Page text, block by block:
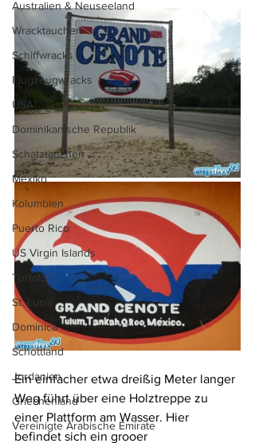
Australien & Neuseeland
Wracktauchen
Schiffwracks
Flugzeugwracks
USA
Dominikanische Republik
Schatztauchen
Mexiko
Kolumbien
Puerto Rico
US Virgin Islands
Tortola
St. Lucia
Dominica
Schottland
Jordanien
Griechenland
Vereinigte Arabische Emirate
Ein einfacher etwa dreißig Meter langer
Weg führt über eine Holztreppe zu
einer Plattform am Wasser. Hier
befindet sich ein grooer